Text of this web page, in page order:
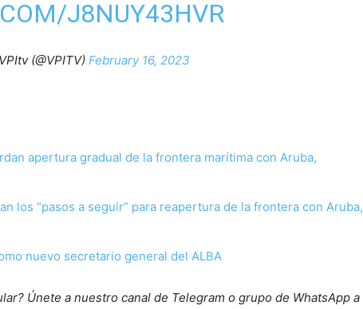
J8NUY43HVR
(@VPITV) February 16, 2023
apertura gradual de la frontera marítima con Aruba,
los “pasos a seguir” para reapertura de la frontera con Aruba,
nuevo secretario general del ALBA
Únete a nuestro canal de Telegram o grupo de WhatsApp a